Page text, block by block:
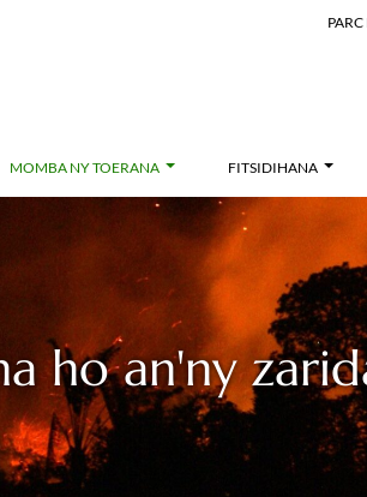
MOMBA NY TOERANA FITSIDIHANA
ho an'ny